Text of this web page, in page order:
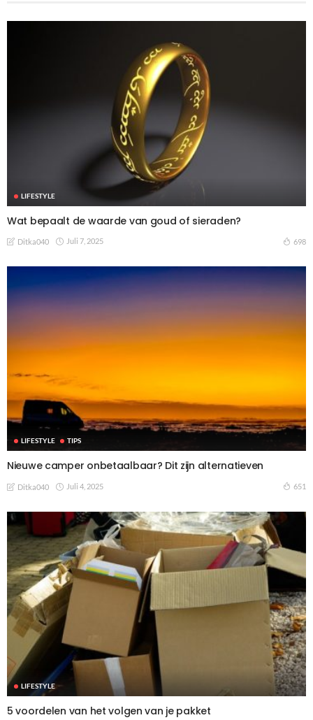
LIFESTYLE
Wat bepaalt de waarde van goud of sieraden?
Ditka040 Juli 7, 2025 698
LIFESTYLE TIPS
Nieuwe camper onbetaalbaar? Dit zijn alternatieven
Ditka040 Juli 4, 2025 651
LIFESTYLE
5 voordelen van het volgen van je pakket